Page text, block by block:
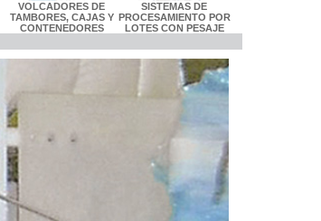
VOLCADORES DE
TAMBORES, CAJAS Y
CONTENEDORES
SISTEMAS DE
PROCESAMIENTO POR
LOTES CON PESAJE